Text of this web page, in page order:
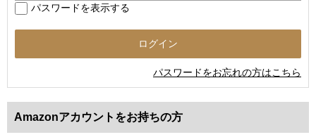
パスワードを表示する
パスワードをお忘れの方はこちら
Amazonアカウントをお持ちの方